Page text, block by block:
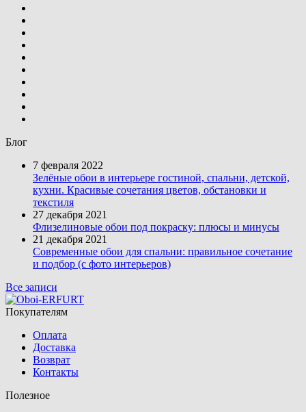
Блог
7 февраля 2022
Зелёные обои в интерьере гостиной, спальни, детской,
кухни. Красивые сочетания цветов, обстановки и
текстиля
27 декабря 2021
Флизелиновые обои под покраску: плюсы и минусы
21 декабря 2021
Современные обои для спальни: правильное сочетание
и подбор (с фото интерьеров)
Все записи
Покупателям
Оплата
Доставка
Возврат
Контакты
Полезное